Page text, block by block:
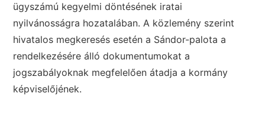
ügyszámú kegyelmi döntésének iratai
nyilvánosságra hozatalában. A közlemény szerint
hivatalos megkeresés esetén a Sándor-palota a
rendelkezésére álló dokumentumokat a
jogszabályoknak megfelelően átadja a kormány
képviselőjének.